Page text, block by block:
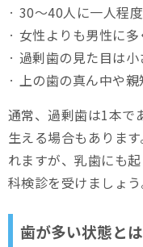
· 30～40人に一人程
· 女性よりも男性に
· 過剰歯の見た目は
· 上の歯の真ん中や
通常、過剰歯は1本で
生える場合もありま
れますが、乳歯にも
科検診を受けましょう
歯が多い状態と